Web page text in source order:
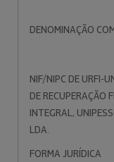
DENOMINAÇÃO
NIF/NIPC DE URFI-
DE RECUPERAÇÃO
INTEGRAL,
LDA.
FORMA JURÍDICA